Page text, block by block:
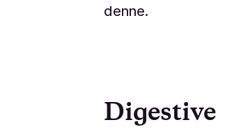
denne.
Digestive